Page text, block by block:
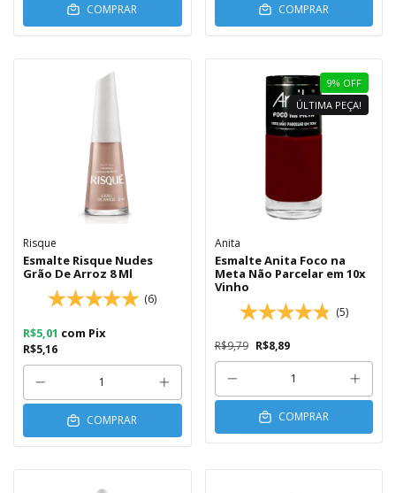
COMPRAR COMPRAR
Risque
Esmalte Risque Nudes
Grão De Arroz 8 Ml
(6)
R$5,16
R$5,01 com Pix
COMPRAR
9% OFF
ÚLTIMA PEÇA!
Anita
Esmalte Anita Foco na
Meta Não Parcelar em 10x
Vinho
(5)
R$9,79 R$8,89
COMPRAR